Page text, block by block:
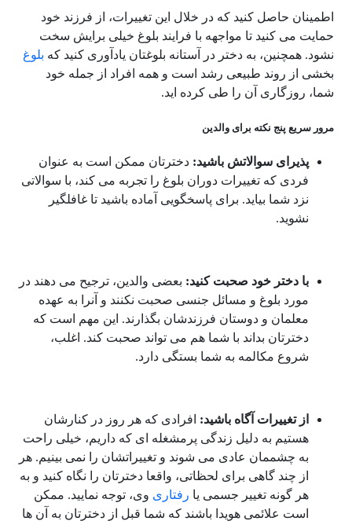
اطمینان حاصل کنید که در خلال این تغییرات، از فرزند خود
حمایت می کنید تا مواجهه با فرایند بلوغ خیلی برایش سخت
نشود. همچنین، به دختر در آستانه بلوغتان یادآوری کنید که بلوغ
بخشی از روند طبیعی رشد است و همه افراد از جمله خود
شما، روزگاری آن را طی کرده اید.
مرور سریع پنج نکته برای والدین
پذیرای سوالاتش باشید: دخترتان ممکن است به عنوان
فردی که تغییرات دوران بلوغ را تجربه می کند، با سوالاتی
نزد شما بیاید. برای پاسخگویی آماده باشید تا غافلگیر
نشوید.
با دختر خود صحبت کنید: بعضی والدین، ترجیح می دهند در
مورد بلوغ و مسائل جنسی صحبت نکنند و آنرا به عهده
معلمان و دوستان فرزندشان بگذارند. این مهم است که
دخترتان بداند با شما هم می تواند صحبت کند. اغلب،
شروع مکالمه به شما بستگی دارد.
از تغییرات آگاه باشید: افرادی که هر روز در کنارشان
هستیم به دلیل زندگی پرمشغله ای که داریم، خیلی راحت
به چشممان عادی می شوند و تغییراتشان را نمی بینیم. هر
از چند گاهی برای لحظاتی، واقعا دخترتان را نگاه کنید و به
هر گونه تغییر جسمی یا رفتاری وی، توجه نمایید. ممکن
است علائمی هویدا باشند که شما قبل از دخترتان به آن ها